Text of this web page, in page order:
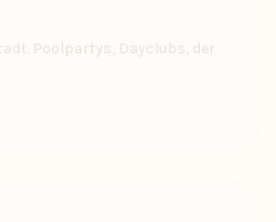
Poolpartys, Dayclubs, der